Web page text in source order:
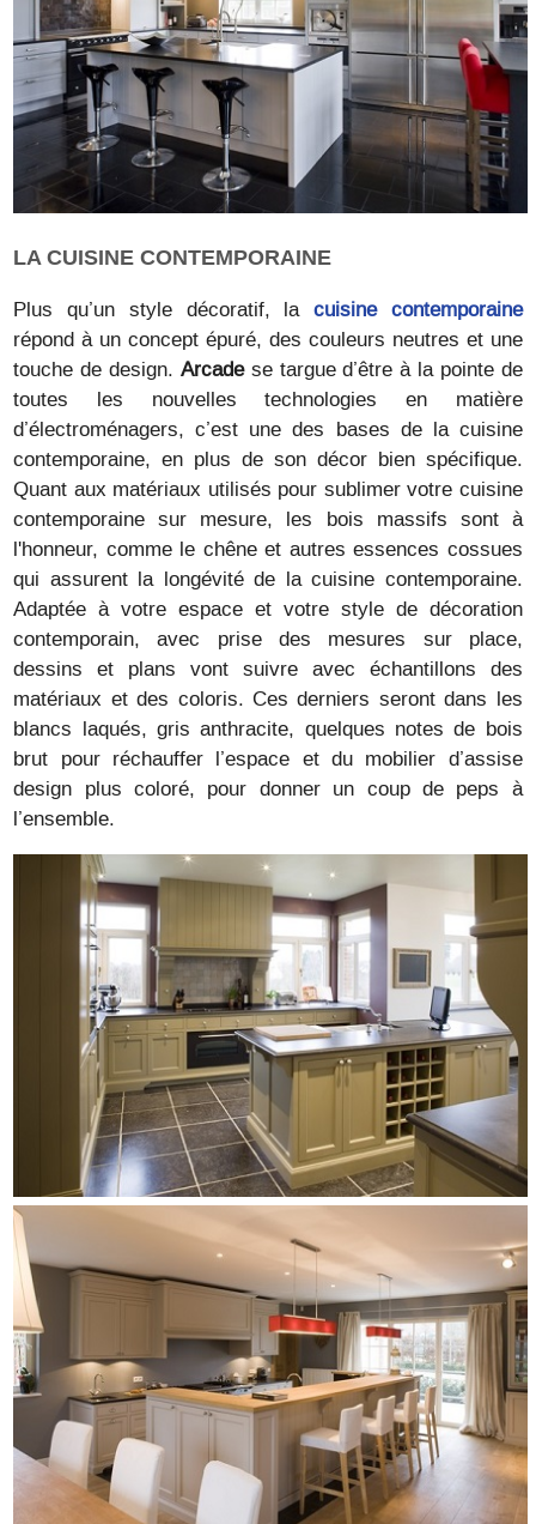
LA CUISINE CONTEMPORAINE
Plus qu’un style décoratif, lacuisine contemporaine
répond à un concept épuré, des couleurs neutres et une
touche de design. Arcadese targue d’être à la pointe de
toutes les nouvelles technologies en matière
d’électroménagers, c’est une des bases de la cuisine
contemporaine, en plus de son décor bien spécifique.
Quant aux matériaux utilisés pour sublimer votre cuisine
contemporaine sur mesure, les bois massifs sont à
l'honneur, comme le chêne et autres essences cossues
qui assurent la longévité de la cuisine contemporaine.
Adaptée à votre espace et votre style de décoration
contemporain, avec prise des mesures sur place,
dessins et plans vont suivre avec échantillons des
matériaux et des coloris. Ces derniers seront dans les
blancs laqués, gris anthracite, quelques notes de bois
brut pour réchauffer l’espace et du mobilier d’assise
design plus coloré, pour donner un coup de peps à
l’ensemble.